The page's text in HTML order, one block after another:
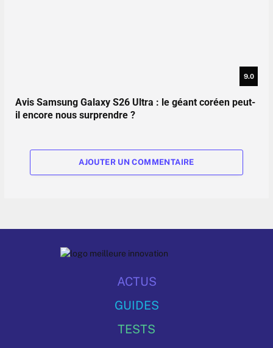
9.0
Avis Samsung Galaxy S26 Ultra : le géant coréen peut-
il encore nous surprendre ?
AJOUTER UN COMMENTAIRE
ACTUS
GUIDES
TESTS